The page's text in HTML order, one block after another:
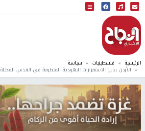
البث المباشر
إذاعة النجاح
الرئيسية فلسطينيات سياسة
الأردن يدين الاستفزازات اليهودية المتطرفة في القدس المحتلة